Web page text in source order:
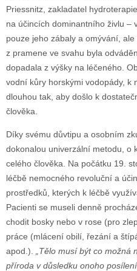
Priessnitz, zakladatel
na účincích dominantního živlu –
pouze jeho zábaly a omývání,
z pramene ve svahu byla
dopadala z výšky na léčeného.
vodní kůry horskými vodopády, k
dlouhou tak, aby došlo k
člověka.
Díky svému důvtipu a osobním
dokonalou univerzální metodu, o
celého člověka. Na počátku 19.
léčbě nemocného revoluční a
prostředků, kterých k léčbě
Pacienti se museli denně
chodit bosky nebo v rose (pro
práce (mlácení obilí, řezání a
apod.).
„Tělo musí být co
příroda v důsledku onoho